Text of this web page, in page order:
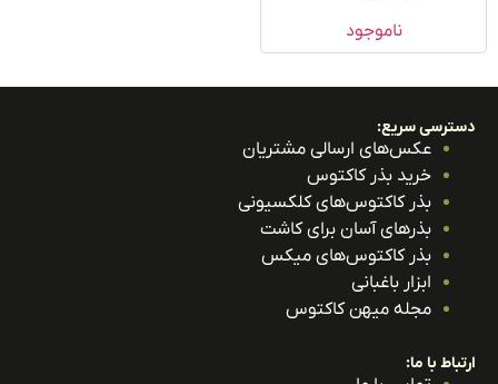
ناموجود
سریع:
عکس‌های ارسالی مشتریان
خرید بذر کاکتوس
بذر کاکتوس‌های کلکسیونی
بذرهای آسان برای کاشت
بذر کاکتوس‌های میکس
ابزار باغبانی
مجله میهن کاکتوس
با ما: